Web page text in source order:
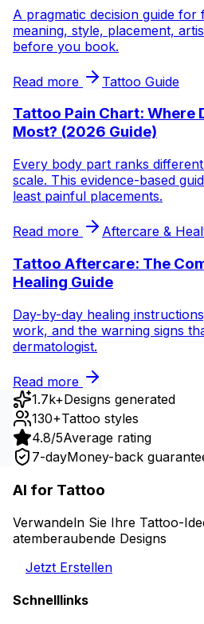
A pragmatic decision guide
meaning, style, placement,
before you book.
Read more Tattoo Guide
Tattoo Pain Chart: Where
Most? (2026 Guide)
Every body part ranks
scale. This evidence-based
least painful placements.
Read more Aftercare &
Tattoo Aftercare: The
Healing Guide
Day-by-day healing
work, and the warning signs
dermatologist.
Read more
1.7k+Designs generated
130+Tattoo styles
4.8/5Average rating
7-dayMoney-back
AI for Tattoo
Verwandeln Sie Ihre Tattoo-
atemberaubende Designs
Jetzt Erstellen
Schnelllinks